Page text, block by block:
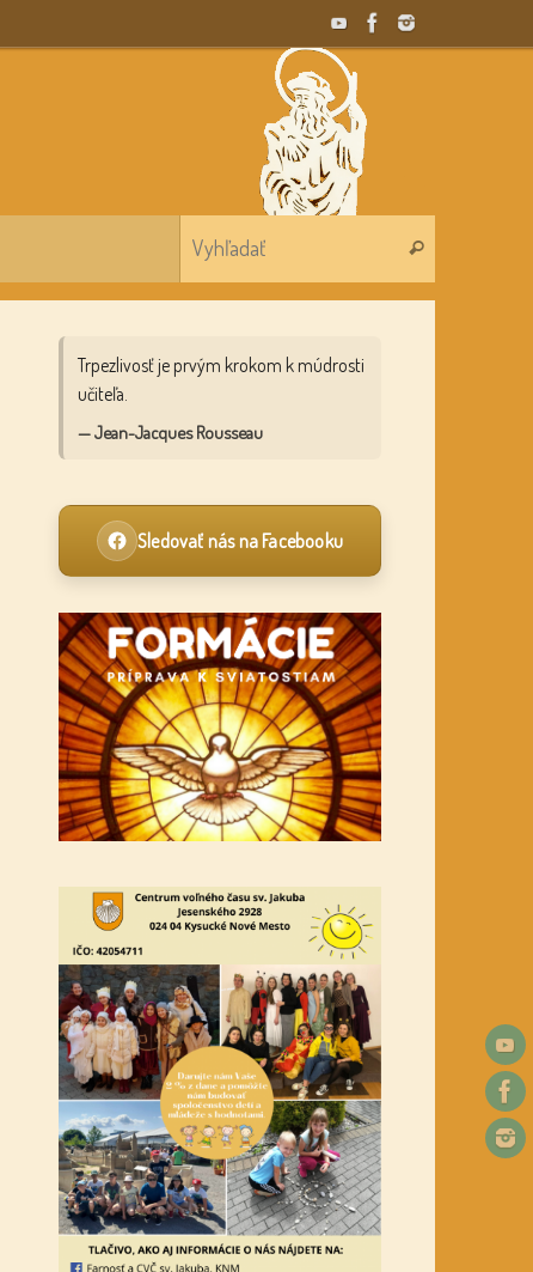
Vyhľadať
Trpezlivosť je prvým krokom k múdrosti
učiteľa.
— Jean-Jacques Rousseau
Sledovať nás na Facebooku